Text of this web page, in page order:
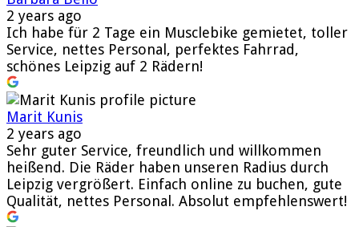
2 years ago
Ich habe für 2 Tage ein Musclebike gemietet, toller
Service, nettes Personal, perfektes Fahrrad,
schönes Leipzig auf 2 Rädern!
Marit Kunis
2 years ago
Sehr guter Service, freundlich und willkommen
heißend. Die Räder haben unseren Radius durch
Leipzig vergrößert. Einfach online zu buchen, gute
Qualität, nettes Personal. Absolut empfehlenswert!